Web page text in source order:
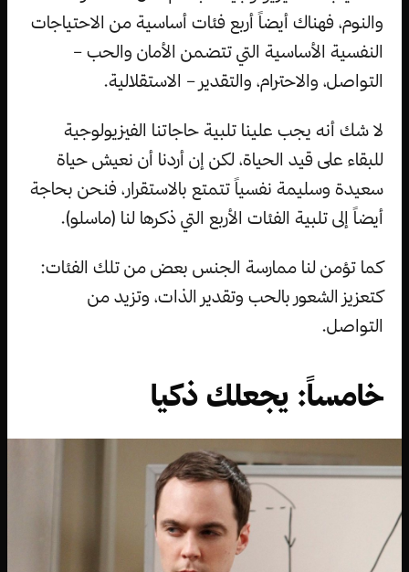
والنوم، فهناك أيضاً أربع فئات أساسية من الاحتياجات
النفسية الأساسية التي تتضمن الأمان والحب –
التواصل، والاحترام، والتقدير – الاستقلالية.
لا شك أنه يجب علينا تلبية حاجاتنا الفيزيولوجية
للبقاء على قيد الحياة، لكن إن أردنا أن نعيش حياة
سعيدة وسليمة نفسياً تتمتع بالاستقرار، فنحن بحاجة
أيضاً إلى تلبية الفئات الأربع التي ذكرها لنا (ماسلو).
كما تؤمن لنا ممارسة الجنس بعض من تلك الفئات:
كتعزيز الشعور بالحب وتقدير الذات، وتزيد من
التواصل.
خامساً: يجعلك ذكيا